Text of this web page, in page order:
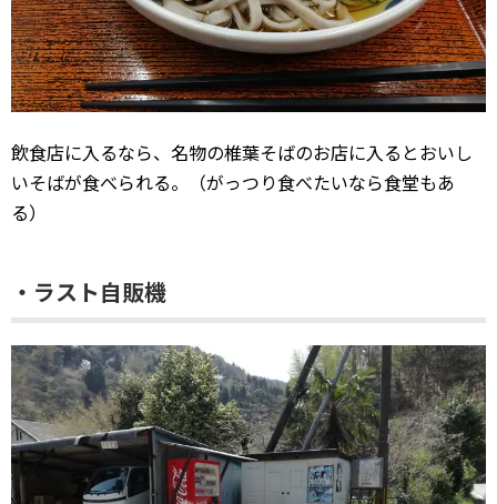
飲食店に入るなら、名物の椎葉そばのお店に入るとおいし
いそばが食べられる。（がっつり食べたいなら食堂もあ
る）
・ラスト自販機